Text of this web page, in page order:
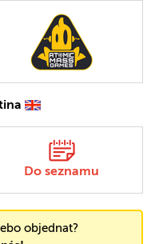
Do seznamu
objednat?